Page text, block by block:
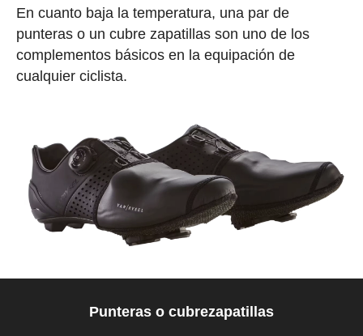
En cuanto baja la temperatura, una par de
punteras o un cubre zapatillas son uno de los
complementos básicos en la equipación de
cualquier ciclista.
Punteras o cubrezapatillas